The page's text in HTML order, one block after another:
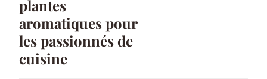
plantes
aromatiques pour
les passionnés de
cuisine